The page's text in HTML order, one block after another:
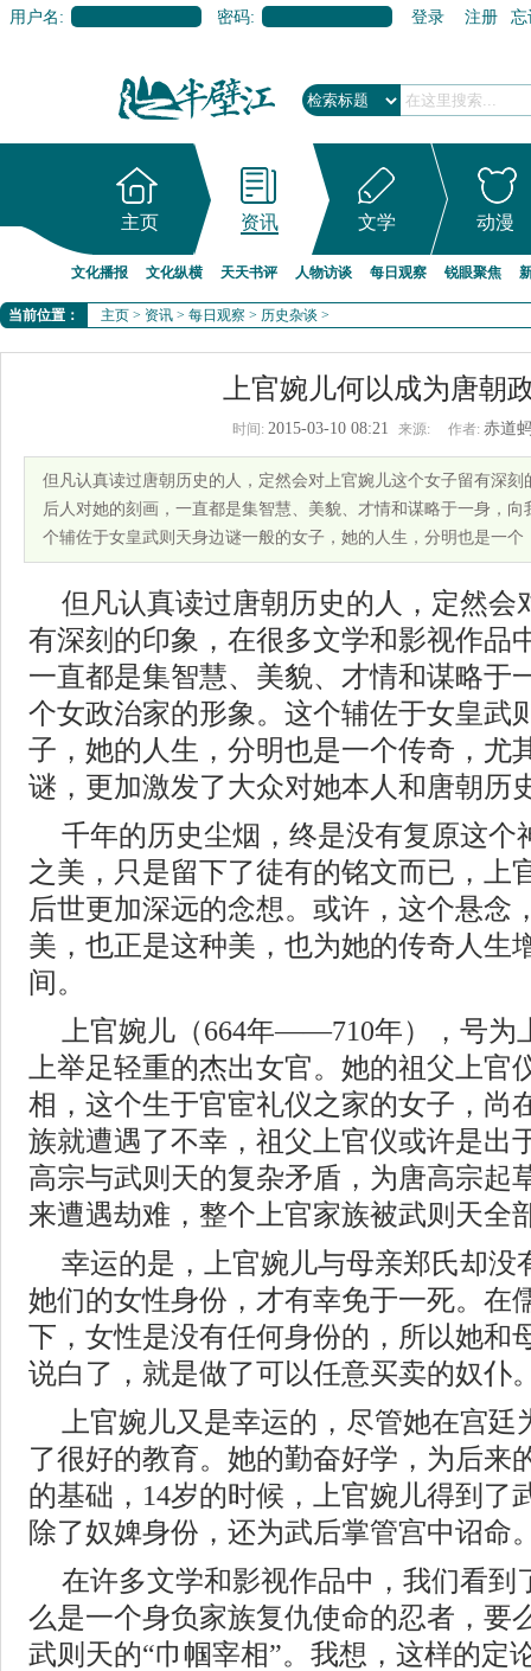
用户名: 密码: 登录 注册 忘
主页 资讯 文学 动漫
文化播报 文化纵横 天天书评 人物访谈 每日观察 锐眼聚焦
当前位置： 主页 > 资讯 > 每日观察 > 历史杂谈 >
上官婉儿何以成为唐朝
时间: 2015-03-10 08:21 来源: 作者: 赤道
但凡认真读过唐朝历史的人，定然会对上官婉儿这个女子留有深
后人对她的刻画，一直都是集智慧、美貌、才情和谋略于一身，
个辅佐于女皇武则天身边谜一般的女子，她的人生，分明也是一个
但凡认真读过唐朝历史的人，定然会
有深刻的印象，在很多文学和影视作品
一直都是集智慧、美貌、才情和谋略于
个女政治家的形象。这个辅佐于女皇武
子，她的人生，分明也是一个传奇，尤
谜，更加激发了大众对她本人和唐朝历
千年的历史尘烟，终是没有复原这个
之美，只是留下了徒有的铭文而已，上
后世更加深远的念想。或许，这个悬念
美，也正是这种美，也为她的传奇人生
间。
上官婉儿（664年——710年），号为
上举足轻重的杰出女官。她的祖父上官
相，这个生于官宦礼仪之家的女子，尚
族就遭遇了不幸，祖父上官仪或许是出
高宗与武则天的复杂矛盾，为唐高宗起
来遭遇劫难，整个上官家族被武则天全
幸运的是，上官婉儿与母亲郑氏却没
她们的女性身份，才有幸免于一死。在
下，女性是没有任何身份的，所以她和
说白了，就是做了可以任意买卖的奴仆
上官婉儿又是幸运的，尽管她在宫
了很好的教育。她的勤奋好学，为后来
的基础，14岁的时候，上官婉儿得到了
除了奴婢身份，还为武后掌管宫中诏命
在许多文学和影视作品中，我们看到
么是一个身负家族复仇使命的忍者，要
武则天的“巾帼宰相”。我想，这样的定